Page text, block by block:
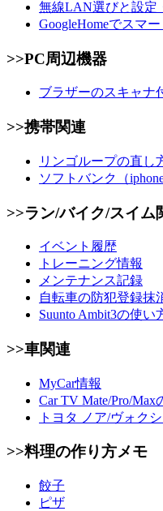
無線LAN選びと設定
GoogleHomeでスマ
>>PC周辺機器
ブラザーのスキャナ
>>携帯関連
リンゴループの直し
ソフトバンク（
>>ラン/バイク/スイム
イベント履歴
トレーニング情報
メンテナンス記録
自転車の防犯登録抹
Suunto Ambit3の使い
>>車関連
MyCar情報
Car TV Mate/Pro/Max
トヨタ ノア/ヴォク
>>料理の作り方メモ
餃子
ピザ